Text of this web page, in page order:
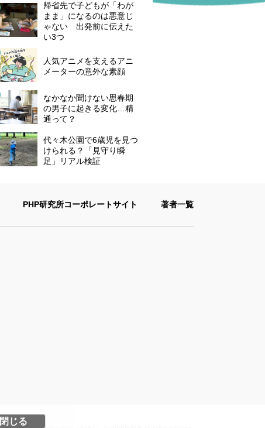
閉じる
帰省先で子どもが「わが
まま」になるのは悪意じ
ゃない 出発前に伝えた
い3つ
人気アニメを支えるアニ
メーターの意外な素顔
なかなか聞けない思春期
の男子に起きる変化…精
通って？
代々木公園で6歳児を見つ
けられる？「見守り瞬
足」リアル検証
PHP研究所コーポレートサイト 著者一覧